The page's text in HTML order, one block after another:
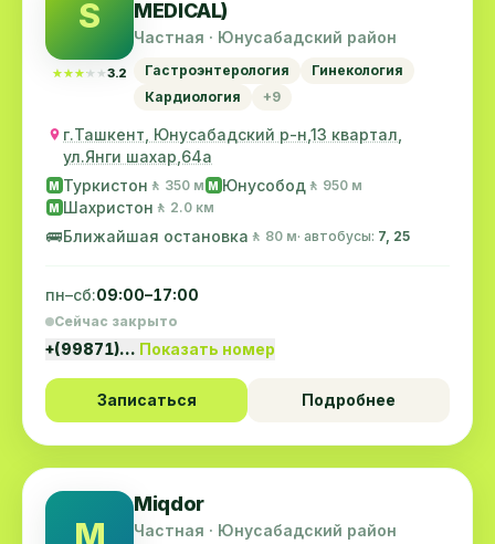
S
★★★★★
★★★★★3.2
MEDICAL)
Частная · Юнусабадский район
Гастроэнтерология
Гинекология
Кардиология
+9
г.Ташкент, Юнусабадский р-н,13 квартал,
ул.Янги шахар,64а
M Туркистон 🚶 350 м M Юнусобод 🚶 950 м
M Шахристон 🚶 2.0 км
🚌Ближайшая остановка 🚶 80 м· автобусы: 7, 25
пн–сб:09:00–17:00
Сейчас закрыто
+(99871)… Показать номер
Записаться Подробнее
M
Miqdor
Частная · Юнусабадский район